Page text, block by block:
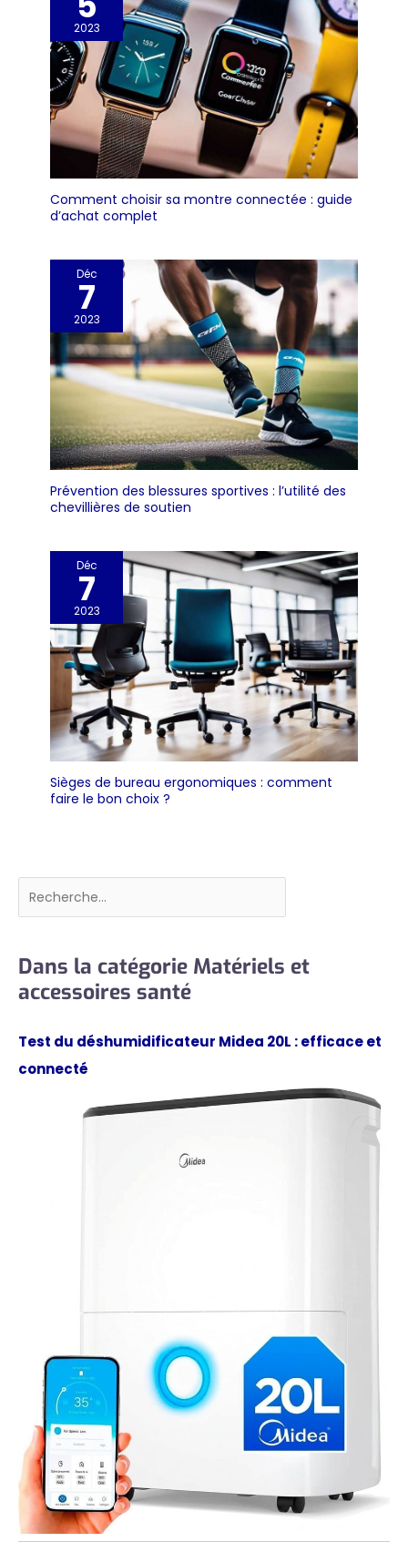
2023
Comment choisir sa montre connectée : guide
d’achat complet
Déc
7
2023
Prévention des blessures sportives : l’utilité des
chevillières de soutien
Déc
7
2023
Sièges de bureau ergonomiques : comment
faire le bon choix ?
Rechercher
Dans la catégorie Matériels et
accessoires santé
Test du déshumidificateur Midea 20L : efficace et
connecté